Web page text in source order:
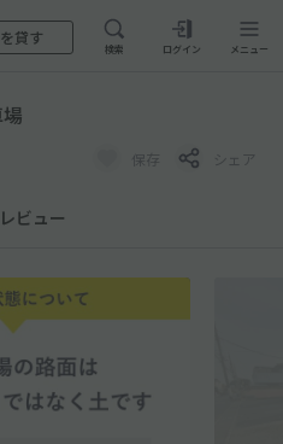
貸す
検索 ログイン メニュー
保存 シェア
レビュー